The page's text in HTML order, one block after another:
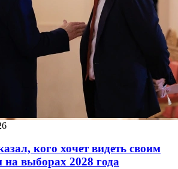
кого хочет видеть своим
на выборах 2028 года